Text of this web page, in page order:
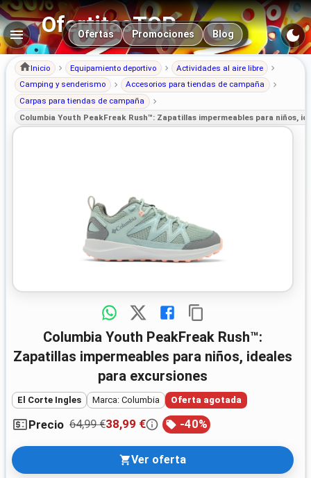
OfertitasTOP
Navegación principal
Ofertas Promociones Blog
Inicio Equipamiento deportivo
Actividades al aire libre
Camping y senderismo
Accesorios para tiendas de campaña
Carpas para tiendas de campaña
Columbia Youth PeakFreak Rush™: Zapatillas impermeables para niños,
Columbia Youth PeakFreak Rush™:
Zapatillas impermeables para niños, ideales
para excursiones
El Corte Ingles Marca: Columbia Oferta agotada
Precio 64,99 €38,99 € -40%
Ver oferta